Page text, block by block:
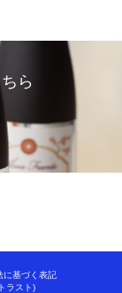
ら
に基づく表記
ラスト)